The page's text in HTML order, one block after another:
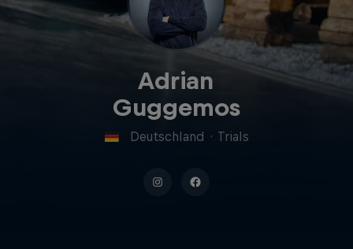
Adrian
Guggemos
Deutschland · Trials